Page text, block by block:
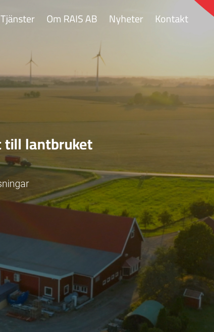
Tjänster Om RAIS AB Nyheter Kontakt
till lantbruket